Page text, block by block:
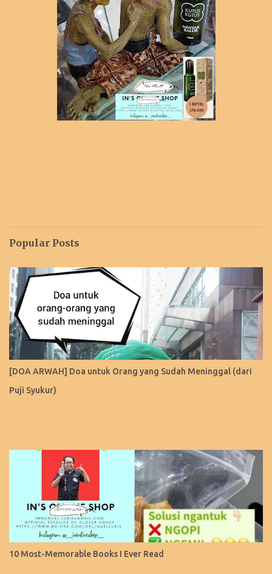
Popular Posts
[DOA ARWAH] Doa untuk Orang yang Sudah Meninggal (dari
Puji Syukur)
10 Most-Memorable Books I Ever Read